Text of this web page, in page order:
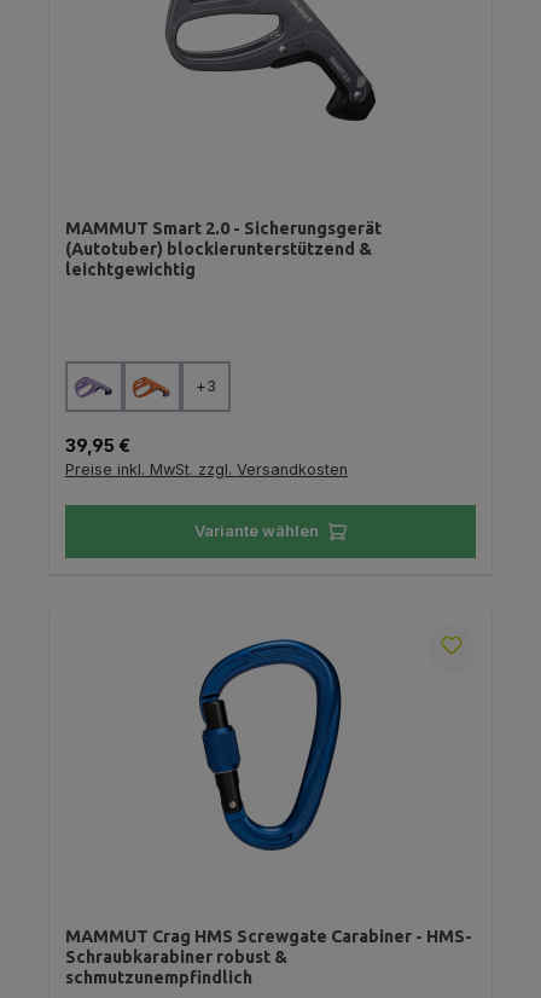
MAMMUT Smart 2.0 - Sicherungsgerät
(Autotuber) blockierunterstützend &
leichtgewichtig
Farbe auswählen
+3
Regulärer Preis:
39,95 €
Preise inkl. MwSt. zzgl. Versandkosten
Variante wählen
MAMMUT Crag HMS Screwgate Carabiner - HMS-
Schraubkarabiner robust &
schmutzunempfindlich